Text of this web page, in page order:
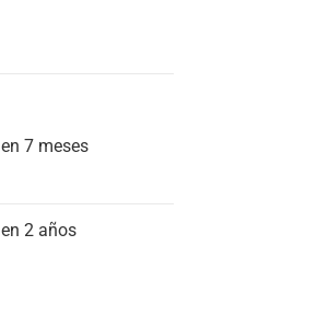
en 7 meses
en 2 años